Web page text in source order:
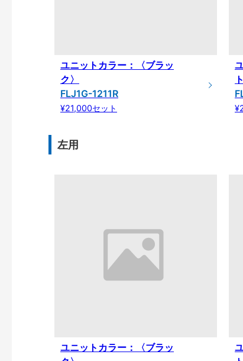
ユニットカラー：〈ブラッ
ク〉
FLJ1G-1211R
¥21,000セット
左用
ユニットカラー：〈ブラッ